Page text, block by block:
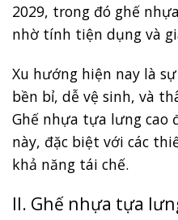
2029, trong đó ghế
nhờ tính tiện dụng và
Xu hướng hiện nay là
bền bỉ, dễ vệ sinh, và
Ghế nhựa tựa lưng cao
này, đặc biệt với các
khả năng tái chế.
II. Ghế nhựa tựa